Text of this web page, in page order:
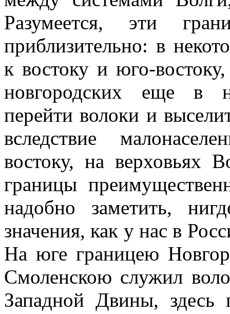
Разумеется, эти
приблизительно: в
к востоку и юго-
новгородских еще в
перейти волоки и
вследствие
востоку, на верховьях
границы
надобно заметить,
значения, как у нас в
На юге границею
Смоленскою служил
Западной Двины, здесь